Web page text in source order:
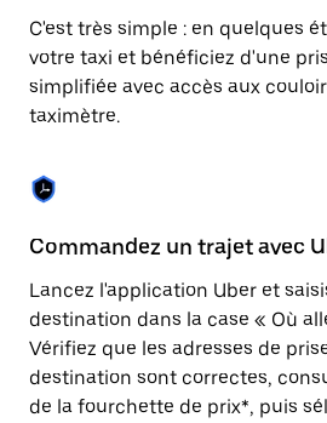
une
date.
Appuyez
sur
la
pour
fermer
calendrier.
C'est très simple : en quelques
votre taxi et bénéficiez d'une
simplifiée avec accès aux
taximètre.
Commandez un trajet avec
Lancez l'application Uber et
destination dans la case « Où
Vérifiez que les adresses de
destination sont correctes,
de la fourchette de prix*, puis